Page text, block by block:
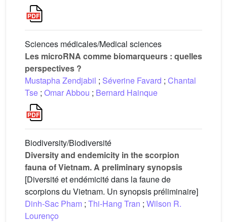
Sciences médicales/Medical sciences
Les microRNA comme biomarqueurs : quelles
perspectives ?
Mustapha Zendjabil ; Séverine Favard ; Chantal
Tse ; Omar Abbou ; Bernard Hainque
Biodiversity/Biodiversité
Diversity and endemicity in the scorpion
fauna of Vietnam. A preliminary synopsis
[Diversité et endémicité dans la faune de
scorpions du Vietnam. Un synopsis préliminaire]
Dinh-Sac Pham ; Thi-Hang Tran ; Wilson R.
Lourenço